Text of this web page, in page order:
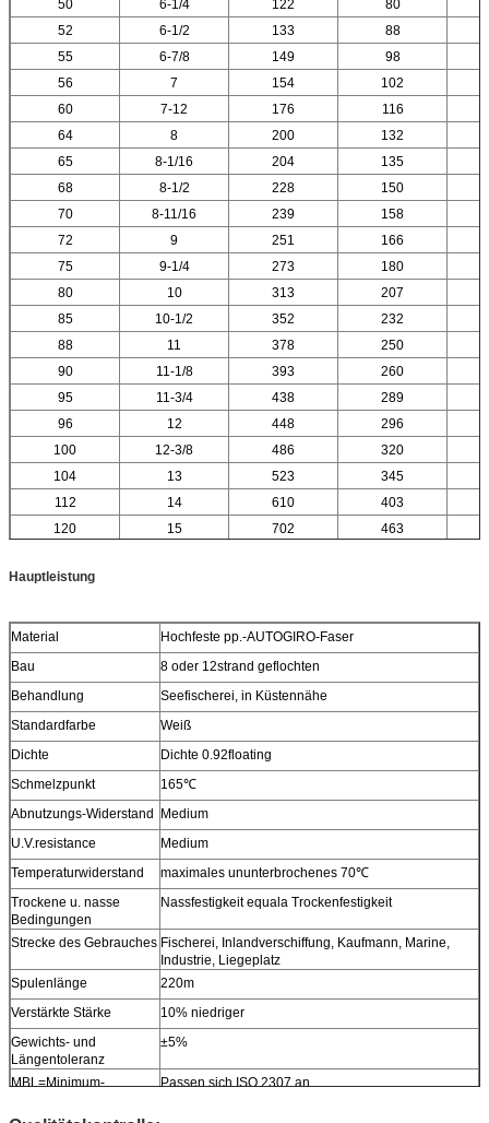
50
6-1/4 122 80
52
6-1/2 133
88
55
6-7/8 149
98
56
7 154
102
60
7-12 176
116
64
8 200
132
65
8-1/16 204
135
68
8-1/2 228
150
70
8-11/16 239 158
72
9 251
166
75
9-1/4 273
180
80
10 313
207
85
10-1/2 352
232
88
11 378
250
90
11-1/8 393
260
95
11-3/4 438
289
96
12 448
296
100
12-3/8 486
320
104
13 523
345
112
14 610
403
120
15 702 463
Hauptleistung
Material
Hochfeste pp.-AUTOGIRO-Faser
Bau
8 oder 12strand geflochten
Behandlung
Seefischerei, in Küstennähe
Standardfarbe
Weiß
Dichte
Dichte 0.92floating
Schmelzpunkt
165℃
Abnutzungs-Widerstand Medium
U.V.resistance
Medium
Temperaturwiderstand
maximales ununterbrochenes 70℃
Trockene u. nasse
Bedingungen
Nassfestigkeit equala Trockenfestigkeit
Strecke des Gebrauches Fischerei, Inlandverschiffung, Kaufmann, Marine,
Industrie, Liegeplatz
Spulenlänge
220m
Verstärkte Stärke
10% niedriger
Gewichts- und
Längentoleranz
±5%
MBL=Minimum-
Passen sich ISO 2307 an